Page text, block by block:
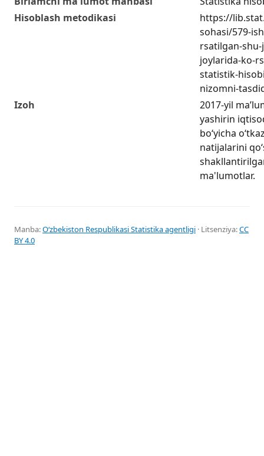
Hisoblash metodikasi
https://
sohasi/579-
rsatilgan-
joylarida-ko-
statistik-
nizomni-
Izoh
2017-yil
yashirin
boʻyicha
natijalarini
ma'lumotlar.
Manba:Oʻzbekiston Respublikasi Statistika agentligi · Litsenziya:CC
BY 4.0